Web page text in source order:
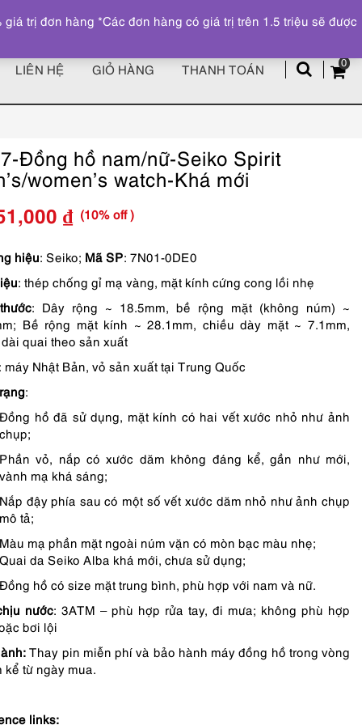
z
0
LIÊN HỆ GIỎ HÀNG THANH TOÁN
Đồng hồ nam/nữ-Seiko Spirit
women’s watch-Khá mới
Giá
gốc
là:
1,390,000 ₫.
₫
Giá
hiện
tại
là:
1,251,000 ₫.
(10% off )
hiệu: Seiko; Mã SP: 7N01-0DE0
: thép chống gỉ mạ vàng, mặt kính cứng cong lồi nhẹ
: Dây rộng ~ 18.5mm, bề rộng mặt (không núm) ~
Bề rộng mặt kính ~ 28.1mm, chiều dày mặt ~ 7.1mm,
quai theo sản xuất
máy Nhật Bản, vỏ sản xuất tại Trung Quốc
:
Đồng hồ đã sử dụng, mặt kính có hai vết xước nhỏ như ảnh
chụp;
Phần vỏ, nắp có xước dăm không đáng kể, gần như mới,
vành mạ khá sáng;
Nắp đậy phía sau có một số vết xước dăm nhỏ như ảnh chụp
mô tả;
Màu mạ phần mặt ngoài núm vặn có mòn bạc màu nhẹ;
Quai da Seiko Alba khá mới, chưa sử dụng;
Đồng hồ có size mặt trung bình, phù hợp với nam và nữ.
nước: 3ATM – phù hợp rửa tay, đi mưa; không phù hợp
bơi lội
Thay pin miễn phí và bảo hành máy đồng hồ trong vòng
kể từ ngày mua.
links:
trị đơn hàng *Các đơn hàng có giá trị trên 1.5 triệu sẽ được